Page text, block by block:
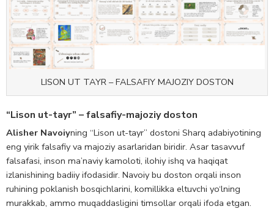
LISON UT TAYR – FALSAFIY MAJOZIY DOSTON
“Lison ut-tayr” – falsafiy-majoziy doston
Alisher Navoiyning “Lison ut-tayr” dostoni Sharq adabiyotining
eng yirik falsafiy va majoziy asarlaridan biridir. Asar tasavvuf
falsafasi, inson ma’naviy kamoloti, ilohiy ishq va haqiqat
izlanishining badiiy ifodasidir. Navoiy bu doston orqali inson
ruhining poklanish bosqichlarini, komillikka eltuvchi yo‘lning
murakkab, ammo muqaddasligini timsollar orqali ifoda etgan.